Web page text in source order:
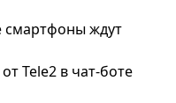
смартфоны ждут
Tele2 в чат-боте